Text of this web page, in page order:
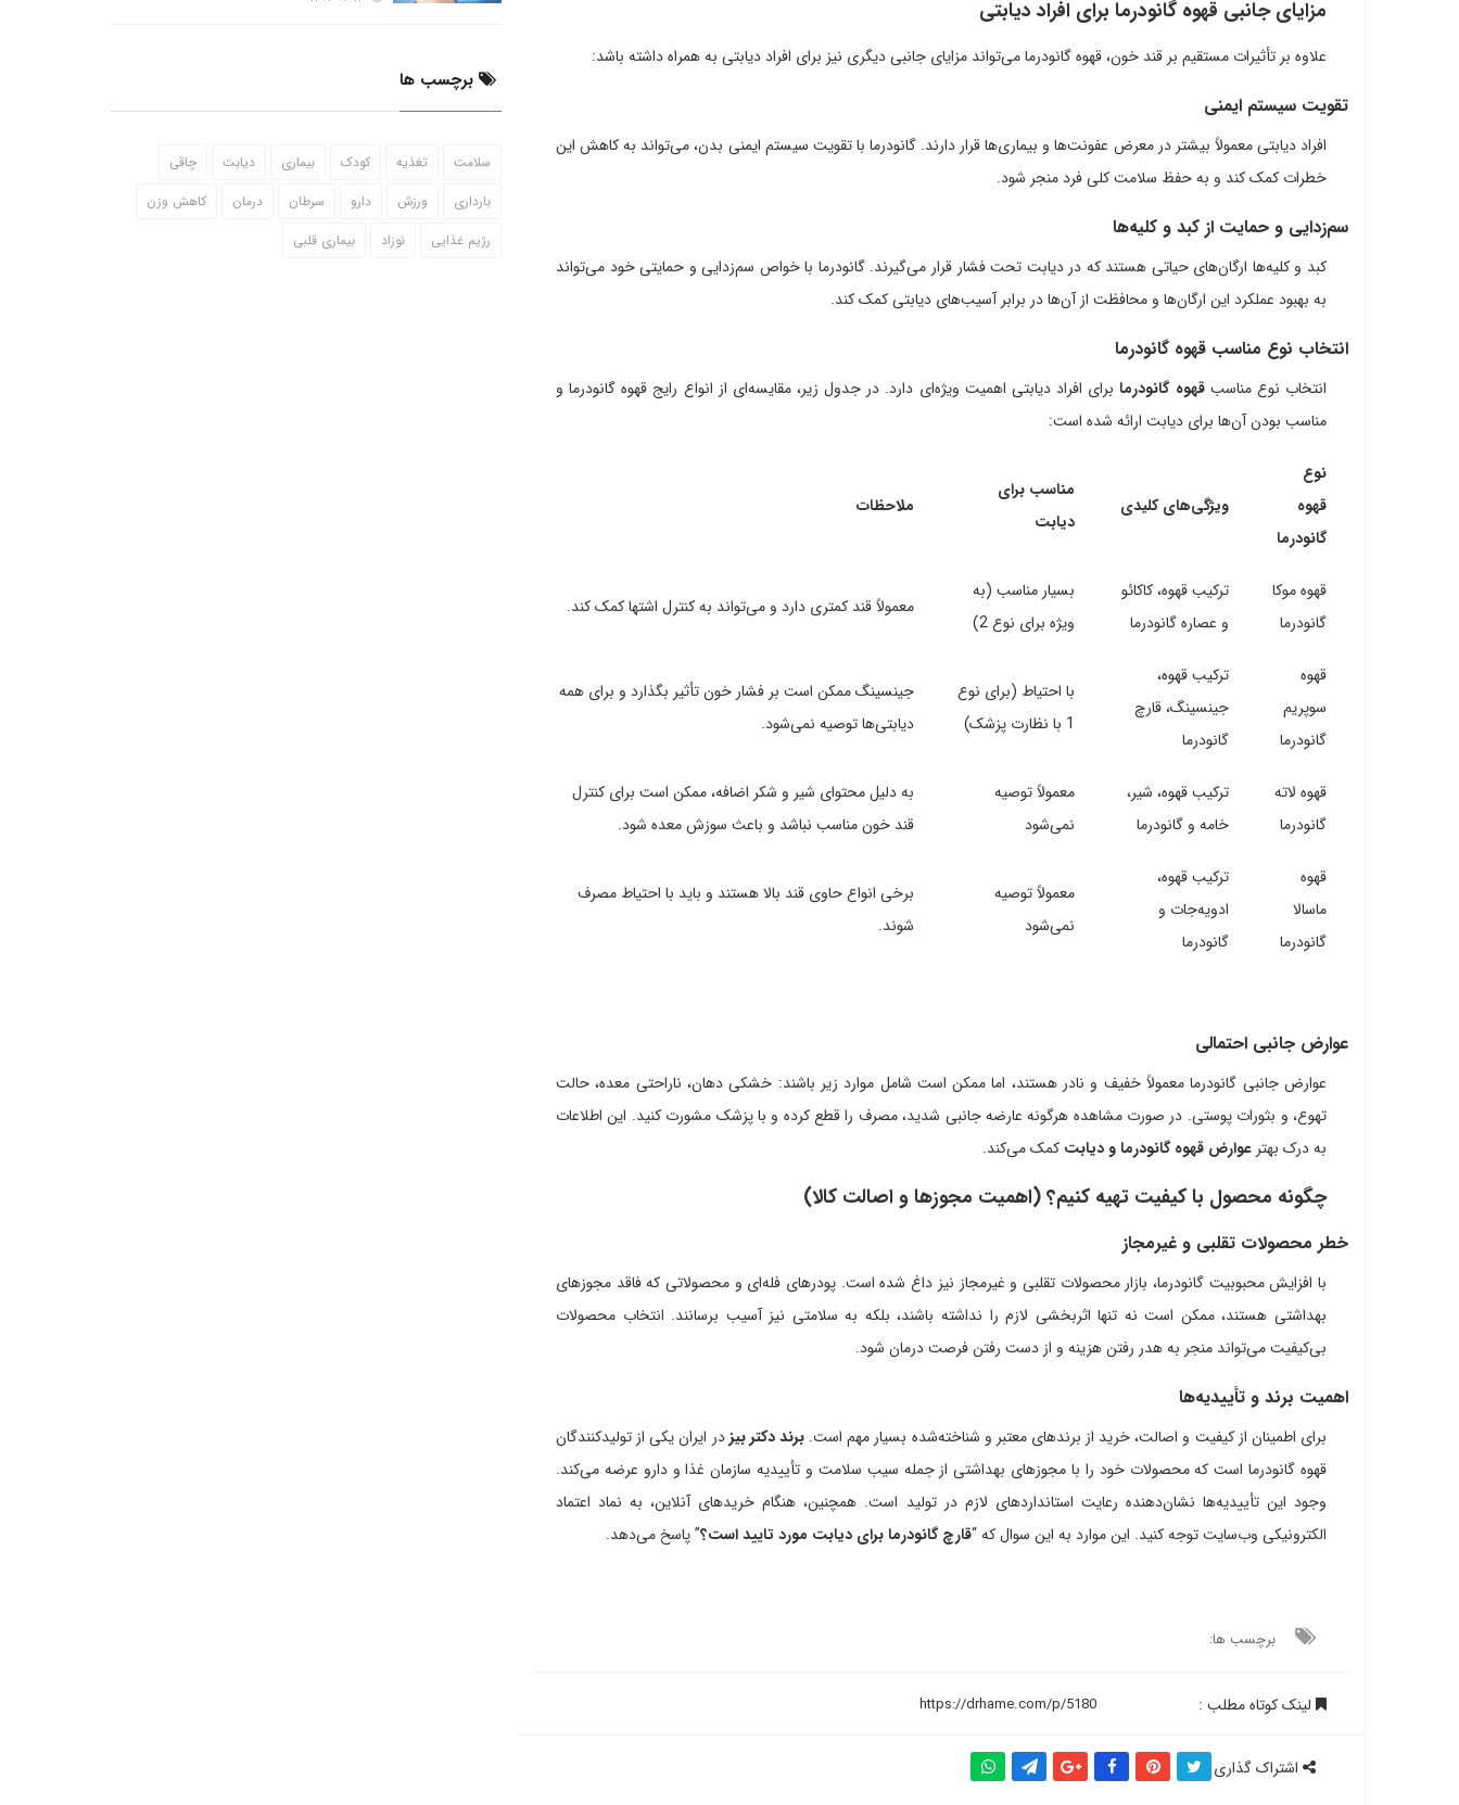
مزایای جانبی قهوه گانودرما برای افراد دیابتی
علاوه بر تأثیرات مستقیم بر قند خون، قهوه گانودرما می‌تواند مزایای جانبی دیگری نیز برای افراد دیابتی به همراه داشته باشد:
تقویت سیستم ایمنی
افراد دیابتی معمولاً بیشتر در معرض عفونت‌ها و بیماری‌ها قرار دارند. گانودرما با تقویت سیستم ایمنی بدن، می‌تواند به کاهش این
خطرات کمک کند و به حفظ سلامت کلی فرد منجر شود.
سم‌زدایی و حمایت از کبد و کلیه‌ها
کبد و کلیه‌ها ارگان‌های حیاتی هستند که در دیابت تحت فشار قرار می‌گیرند. گانودرما با خواص سم‌زدایی و حمایتی خود می‌تواند
به بهبود عملکرد این ارگان‌ها و محافظت از آن‌ها در برابر آسیب‌های دیابتی کمک کند.
انتخاب نوع مناسب قهوه گانودرما
انتخاب نوع مناسبقهوه گانودرما برای افراد دیابتی اهمیت ویژه‌ای دارد. در جدول زیر، مقایسه‌ای از انواع رایج قهوه گانودرما و
مناسب بودن آن‌ها برای دیابت ارائه شده است:
نوع
قهوه
گانودرما
ویژگی‌های کلیدی
مناسب برای
دیابت
ملاحظات
قهوه موکا
گانودرما
ترکیب قهوه، کاکائو
و عصاره گانودرما
بسیار مناسب (به
ویژه برای نوع 2)
معمولاً قند کمتری دارد و می‌تواند به کنترل اشتها کمک کند.
قهوه
سوپریم
گانودرما
ترکیب قهوه،
جینسینگ، قارچ
گانودرما
با احتیاط (برای نوع
1 با نظارت پزشک)
جینسینگ ممکن است بر فشار خون تأثیر بگذارد و برای همه
دیابتی‌ها توصیه نمی‌شود.
قهوه لاته
گانودرما
ترکیب قهوه، شیر،
خامه و گانودرما
معمولاً توصیه
نمی‌شود
به دلیل محتوای شیر و شکر اضافه، ممکن است برای کنترل
قند خون مناسب نباشد و باعث سوزش معده شود.
قهوه
ماسالا
گانودرما
ترکیب قهوه،
ادویه‌جات و
گانودرما
معمولاً توصیه
نمی‌شود
برخی انواع حاوی قند بالا هستند و باید با احتیاط مصرف
شوند.
عوارض جانبی احتمالی
عوارض جانبی گانودرما معمولاً خفیف و نادر هستند، اما ممکن است شامل موارد زیر باشند: خشکی دهان، ناراحتی معده، حالت
تهوع، و بثورات پوستی. در صورت مشاهده هرگونه عارضه جانبی شدید، مصرف را قطع کرده و با پزشک مشورت کنید. این اطلاعات
به درک بهتر عوارض قهوه گانودرما و دیابت کمک می‌کند.
چگونه محصول با کیفیت تهیه کنیم؟ (اهمیت مجوزها و اصالت کالا)
خطر محصولات تقلبی و غیرمجاز
با افزایش محبوبیت گانودرما، بازار محصولات تقلبی و غیرمجاز نیز داغ شده است. پودرهای فله‌ای و محصولاتی که فاقد مجوزهای
بهداشتی هستند، ممکن است نه تنها اثربخشی لازم را نداشته باشند، بلکه به سلامتی نیز آسیب برسانند. انتخاب محصولات
بی‌کیفیت می‌تواند منجر به هدر رفتن هزینه و از دست رفتن فرصت درمان شود.
اهمیت برند و تأییدیه‌ها
برای اطمینان از کیفیت و اصالت، خرید از برندهای معتبر و شناخته‌شده بسیار مهم است.برند دکتر بیزدر ایران یکی از تولیدکنندگان
قهوه گانودرما است که محصولات خود را با مجوزهای بهداشتی از جمله سیب سلامت و تأییدیه سازمان غذا و دارو عرضه می‌کند.
وجود این تأییدیه‌ها نشان‌دهنده رعایت استانداردهای لازم در تولید است. همچنین، هنگام خریدهای آنلاین، به نماد اعتماد
الکترونیکی وب‌سایت توجه کنید. این موارد به این سوال که “قارچ گانودرما برای دیابت مورد تایید است؟” پاسخ می‌دهد.
برچسب ها:
لینک کوتاه مطلب :
اشتراک گذاری
برچسب ها
سلامت تغذیه کودک بیماری دیابت
چاقی
بارداری
ورزش دارو سرطان درمان
کاهش وزن
رژیم غذایی
نوزاد بیماری قلبی